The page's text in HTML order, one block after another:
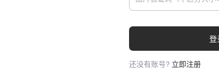
登
还没有账号? 立即注册